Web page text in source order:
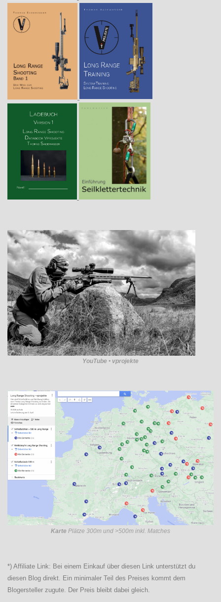
YouTube • vprojekte
Karte Plätze 300m und >500m inkl. Matches
*) Affiliate Link: Bei einem Einkauf über diesen Link unterstützt du
diesen Blog direkt. Ein minimaler Teil des Preises kommt dem
Blogersteller zugute. Der Preis bleibt dabei gleich.